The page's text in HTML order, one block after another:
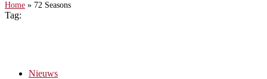
Home » 72 Seasons
Tag:
Nieuws